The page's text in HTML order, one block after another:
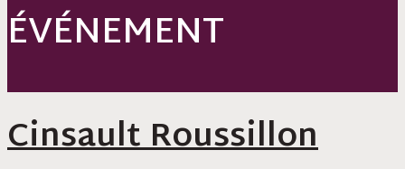
ÉVÉNEMENT
Cinsault Roussillon